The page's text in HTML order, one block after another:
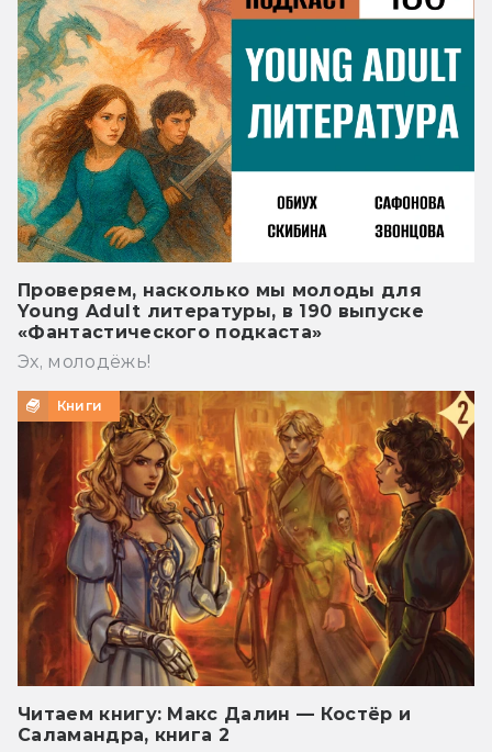
Проверяем, насколько мы молоды для
Young Adult литературы, в 190 выпуске
«Фантастического подкаста»
Эх, молодёжь!
Книги
Читаем книгу: Макс Далин — Костёр и
Саламандра, книга 2